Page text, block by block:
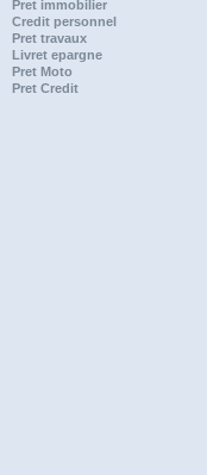
Pret immobilier
Credit personnel
Pret travaux
Livret epargne
Pret Moto
Pret Credit